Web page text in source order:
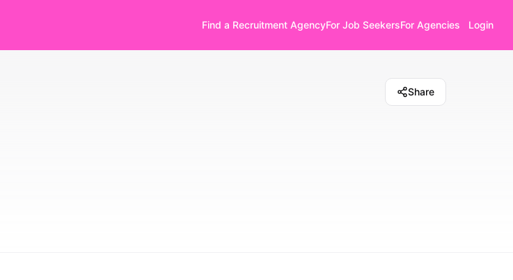
Find a Recruitment AgencyFor Job SeekersFor Agencies Login
Share